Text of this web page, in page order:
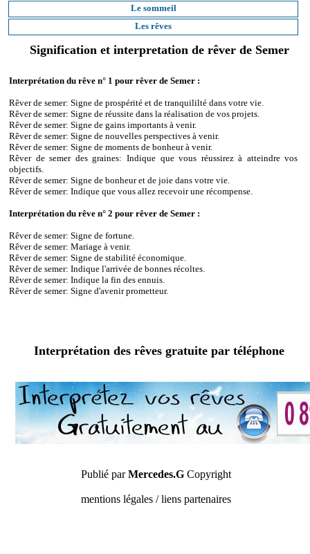
Le sommeil
Les rêves
Signification et interpretation de rêver de Semer
Interprétation du rêve n° 1 pour rêver de Semer :
Rêver de semer: Signe de prospérité et de tranquililté dans votre vie.
Rêver de semer: Signe de réussite dans la réalisation de vos projets.
Rêver de semer: Signe de gains importants à venir.
Rêver de semer: Signe de nouvelles perspectives à venir.
Rêver de semer: Signe de moments de bonheur à venir.
Rêver de semer des graines: Indique que vous réussirez à atteindre vos
objectifs.
Rêver de semer: Signe de bonheur et de joie dans votre vie.
Rêver de semer: Indique que vous allez recevoir une récompense.
Interprétation du rêve n° 2 pour rêver de Semer :
Rêver de semer: Signe de fortune.
Rêver de semer: Mariage à venir.
Rêver de semer: Signe de stabilité économique.
Rêver de semer: Indique l'arrivée de bonnes récoltes.
Rêver de semer: Indique la fin des ennuis.
Rêver de semer: Signe d'avenir prometteur.
Interprétation des rêves gratuite par téléphone
Publié parMercedes.GCopyright
mentions légales / liens partenaires